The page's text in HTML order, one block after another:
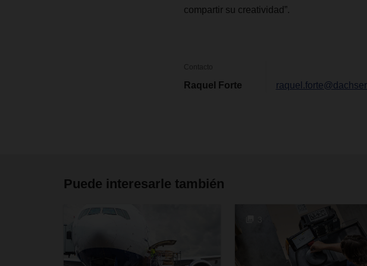
compartir su creatividad”.
Contacto
Raquel Forte
Puede interesarle también